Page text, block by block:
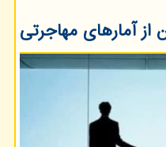
آمارهای مهاجرتی